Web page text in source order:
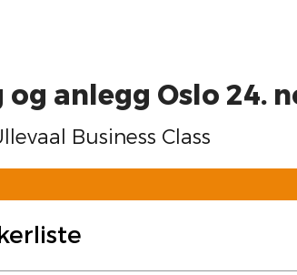
og anlegg Oslo 24.
Business Class